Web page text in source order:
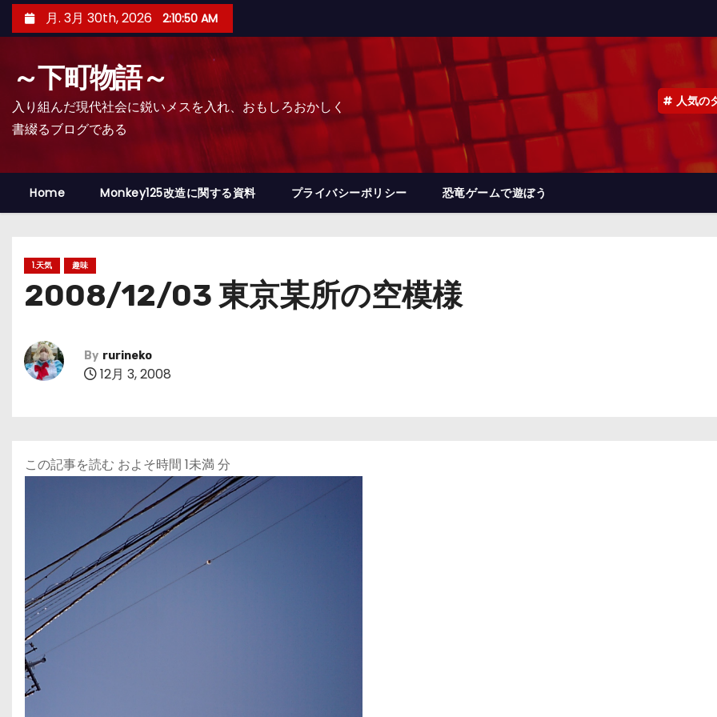
ン
プ
月. 3月 30th, 2026 2:10:51 AM
～下町物語～
入り組んだ現代社会に鋭いメスを入れ、おもしろおかしく
書綴るブログである
人気の
Home Monkey125改造に関する資料 プライバシーポリシー 恐竜ゲームで遊ぼう
1.天気 趣味
2008/12/03 東京某所の空模様
By rurineko
12月 3, 2008
この記事を読む およそ時間 1未満 分